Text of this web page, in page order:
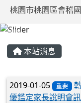
桃園市桃園區會稽
本站消息
文章列表
2019-01-05 重要
優鑑定家長說明會